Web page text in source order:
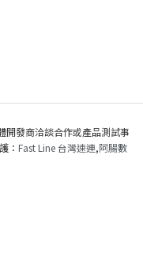
開發商洽談合作或產品測試事
： Fast Line 台灣速連,阿腸數